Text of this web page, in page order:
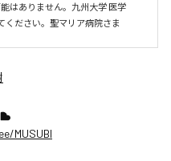
能はありません。九州大学 医学
ください。聖マリア病院さま
MUSUBI